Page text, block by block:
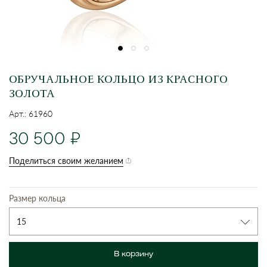
ОБРУЧАЛЬНОЕ КОЛЬЦО ИЗ КРАСНОГО
ЗОЛОТА
Арт.: 61960
30 500
Поделиться своим желанием
Размер кольца
15
В корзину